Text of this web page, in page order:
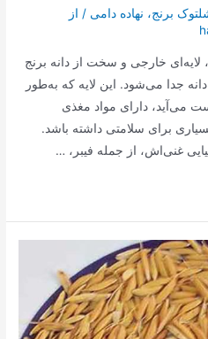
برنج، نهاده دامی / از
خارجی و سخت از دانه برنج
جدا می‌شود. این لایه که به‌طور
می‌آید، دارای مواد مغذی
برای سلامتی داشته باشد.
غنی‌اش، از جمله فیبر، …